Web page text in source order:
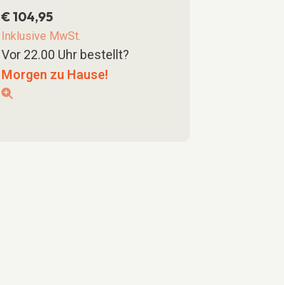
€104,95
Inklusive MwSt.
Vor 22.00 Uhr bestellt?
Morgen zu Hause!